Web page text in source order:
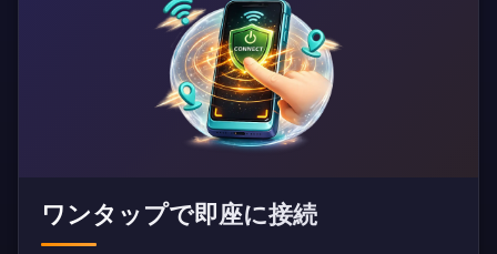
ワンタップで即座に接続